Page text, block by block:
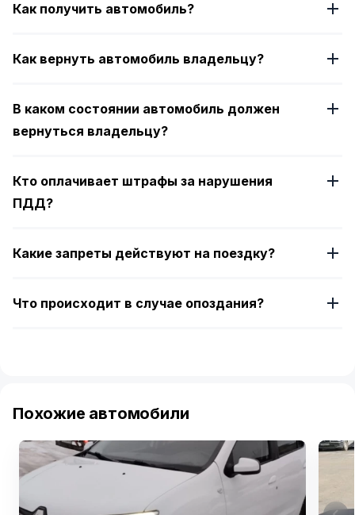
Как получить автомобиль?
Как вернуть автомобиль владельцу?
В каком состоянии автомобиль должен
вернуться владельцу?
Кто оплачивает штрафы за нарушения
ПДД?
Какие запреты действуют на поездку?
Что происходит в случае опоздания?
Похожие автомобили